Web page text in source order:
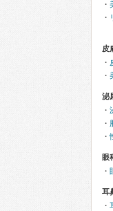
皮
泌
眼
耳